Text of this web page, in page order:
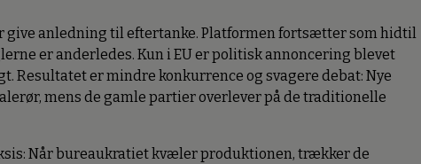
give anledning til eftertanke. Platformen fortsætter som hidtil
er anderledes. Kun i EU er politisk annoncering blevet
Resultatet er mindre konkurrence og svagere debat: Nye
mens de gamle partier overlever på de traditionelle
Når bureaukratiet kvæler produktionen, trækker de